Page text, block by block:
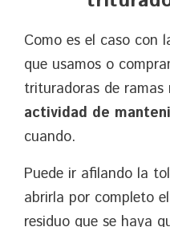
Como es el caso con
que usamos o
trituradoras de ramas
actividad de
cuando.
Puede ir afilando la
abrirla por completo
residuo que se haya